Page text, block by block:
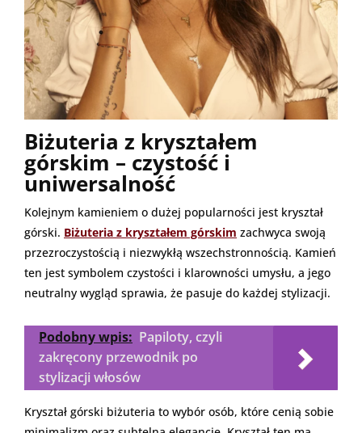
Biżuteria z kryształem
górskim – czystość i
uniwersalność
Kolejnym kamieniem o dużej popularności jest kryształ
górski. Biżuteria z kryształem górskim zachwyca swoją
przezroczystością i niezwykłą wszechstronnością. Kamień
ten jest symbolem czystości i klarowności umysłu, a jego
neutralny wygląd sprawia, że pasuje do każdej stylizacji.
Podobny wpis: Papiloty, czyli
zakręcony przewodnik po
stylizacji włosów
Kryształ górski biżuteria to wybór osób, które cenią sobie